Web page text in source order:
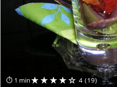
⏱ 1 min★★★★☆ 4 (19)